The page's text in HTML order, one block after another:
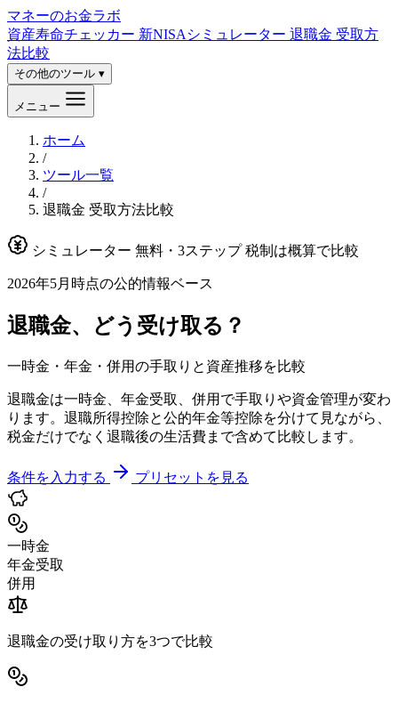
マネーのお金ラボ
資産寿命チェッカー 新NISAシミュレーター 退職金 受取方
法比較
その他のツール ▾
メニュー
ホーム
/
ツール一覧
/
退職金 受取方法比較
シミュレーター 無料・3ステップ税制は概算で比較
2026年5月時点の公的情報ベース
退職金、どう受け取る？
一時金・年金・併用の手取りと資産推移を比較
退職金は一時金、年金受取、併用で手取りや資金管理が変わ
ります。退職所得控除と公的年金等控除を分けて見ながら、
税金だけでなく退職後の生活費まで含めて比較します。
条件を入力する プリセットを見る
一時金
年金受取
併用
退職金の受け取り方を3つで比較